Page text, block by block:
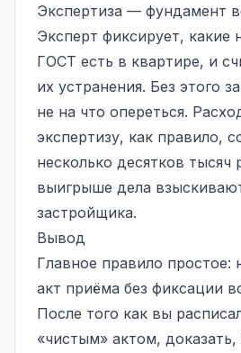
Экспертиза — фундамент
Эксперт фиксирует, какие
ГОСТ есть в квартире, и
их устранения. Без этого
не на что опереться.
экспертизу, как правило,
несколько десятков тысяч
выигрыше дела
застройщика.
Вывод
Главное правило простое:
акт приёма без фиксации
После того как вы
«чистым» актом,